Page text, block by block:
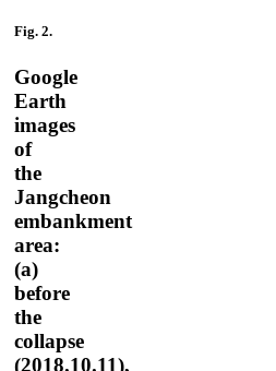
Fig. 2.
Google
Earth
images
of
the
Jangcheon
embankment
area:
(a)
before
the
collapse
(2018.10.11),